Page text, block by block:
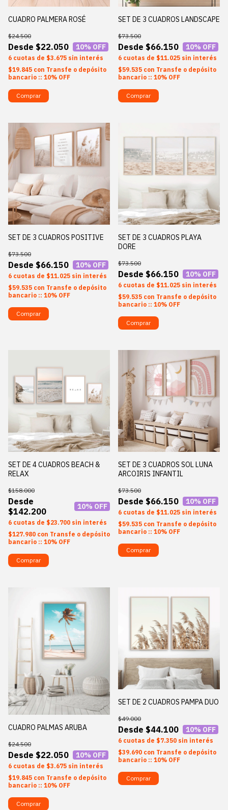
CUADRO PALMERA ROSÉ
$22.050
$24.500
10% OFF
6 $3.675 sin interés
$19.845 con Transfe o depósito
bancario :: 10% OFF
Comprar
SET DE 3 CUADROS LANDSCAPE
$66.150
$73.500
10% OFF
6 $11.025 sin interés
$59.535 con Transfe o depósito
bancario :: 10% OFF
Comprar
SET DE 3 CUADROS POSITIVE
$66.150
$73.500
10% OFF
6 $11.025 sin interés
$59.535 con Transfe o depósito
bancario :: 10% OFF
Comprar
SET DE 3 CUADROS PLAYA
DORE
$66.150
$73.500
10% OFF
6 $11.025 sin interés
$59.535 con Transfe o depósito
bancario :: 10% OFF
Comprar
SET DE 4 CUADROS BEACH &
RELAX
$142.200
$158.000
10% OFF
6 $23.700 sin interés
$127.980 con Transfe o depósito
bancario :: 10% OFF
Comprar
SET DE 3 CUADROS SOL LUNA
ARCOIRIS INFANTIL
$66.150
$73.500
10% OFF
6 $11.025 sin interés
$59.535 con Transfe o depósito
bancario :: 10% OFF
Comprar
CUADRO PALMAS ARUBA
$22.050
$24.500
10% OFF
6 $3.675 sin interés
$19.845 con Transfe o depósito
bancario :: 10% OFF
Comprar
SET DE 2 CUADROS PAMPA DUO
$44.100
$49.000
10% OFF
6 $7.350 sin interés
$39.690 con Transfe o depósito
bancario :: 10% OFF
Comprar